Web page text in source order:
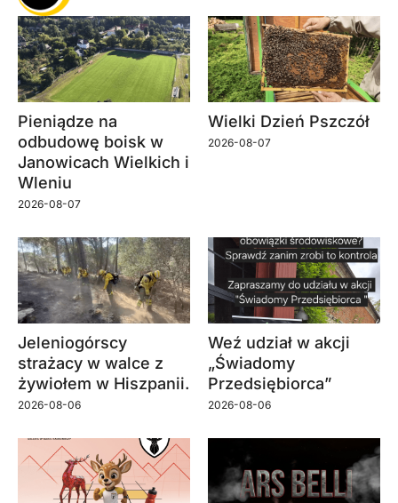
Pieniądze na
odbudowę boisk w
Janowicach Wielkich i
Wleniu
2026-08-07
Wielki Dzień Pszczół
2026-08-07
Jeleniogórscy
strażacy w walce z
żywiołem w Hiszpanii.
2026-08-06
Weź udział w akcji
„Świadomy
Przedsiębiorca”
2026-08-06